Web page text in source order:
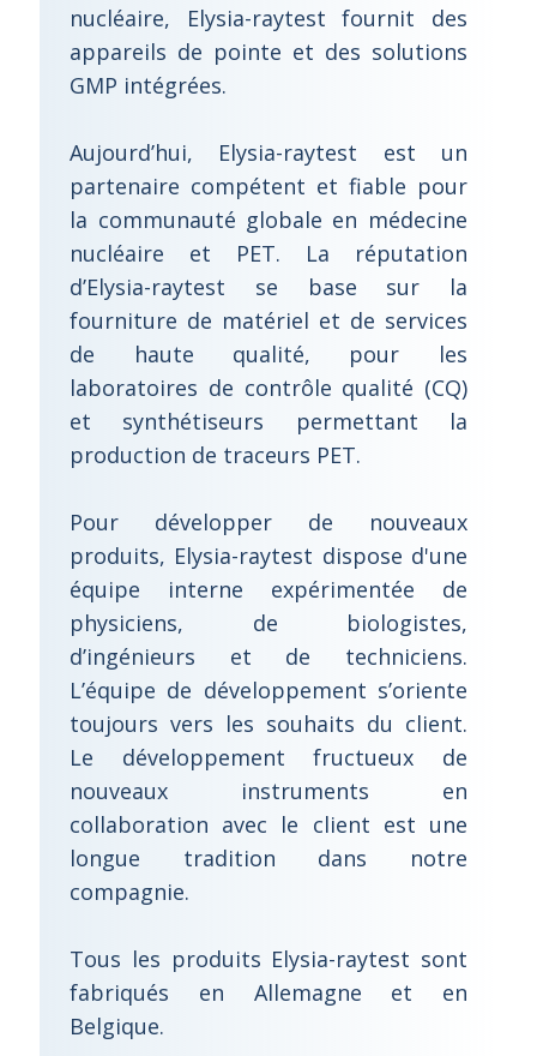
nucléaire, Elysia-raytest fournit des
appareils de pointe et des solutions
GMP intégrées.
Aujourd’hui, Elysia-raytest est un
partenaire compétent et fiable pour
la communauté globale en médecine
nucléaire et PET. La réputation
d’Elysia-raytest se base sur la
fourniture de matériel et de services
de haute qualité, pour les
laboratoires de contrôle qualité (CQ)
et synthétiseurs permettant la
production de traceurs PET.
Pour développer de nouveaux
produits, Elysia-raytest dispose d'une
équipe interne expérimentée de
physiciens, de biologistes,
d’ingénieurs et de techniciens.
L’équipe de développement s’oriente
toujours vers les souhaits du client.
Le développement fructueux de
nouveaux instruments en
collaboration avec le client est une
longue tradition dans notre
compagnie.
Tous les produits Elysia-raytest sont
fabriqués en Allemagne et en
Belgique.